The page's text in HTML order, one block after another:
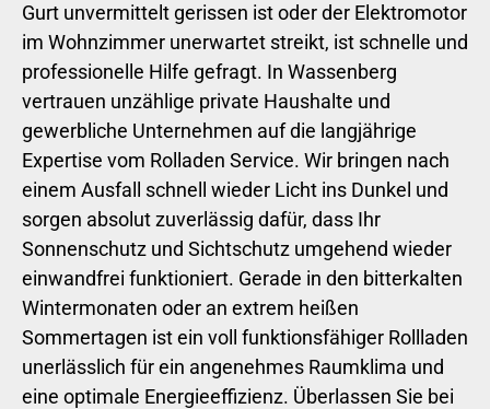
Gurt unvermittelt gerissen ist oder der Elektromotor
im Wohnzimmer unerwartet streikt, ist schnelle und
professionelle Hilfe gefragt. In Wassenberg
vertrauen unzählige private Haushalte und
gewerbliche Unternehmen auf die langjährige
Expertise vom Rolladen Service. Wir bringen nach
einem Ausfall schnell wieder Licht ins Dunkel und
sorgen absolut zuverlässig dafür, dass Ihr
Sonnenschutz und Sichtschutz umgehend wieder
einwandfrei funktioniert. Gerade in den bitterkalten
Wintermonaten oder an extrem heißen
Sommertagen ist ein voll funktionsfähiger Rollladen
unerlässlich für ein angenehmes Raumklima und
eine optimale Energieeffizienz. Überlassen Sie bei